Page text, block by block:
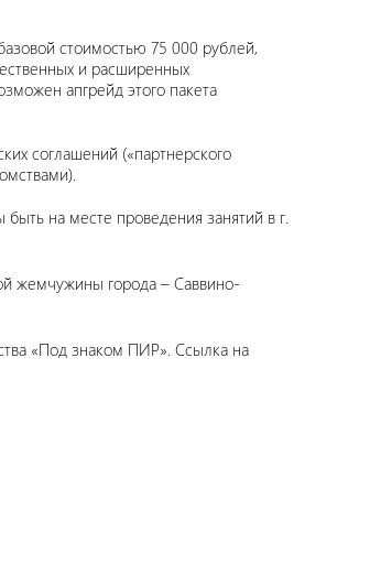
стоимостью 75 000 рублей,
и расширенных
апгрейд этого пакета
соглашений («партнерского
на месте проведения занятий в г.
жемчужины города – Саввино-
«Под знаком ПИР». Ссылка на